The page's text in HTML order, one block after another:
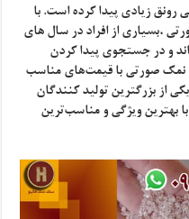
رونق زیادی پیدا کرده است. با
،بسیاری از افراد در سال ‌های
و در جستجوی پیدا کردن
نمک صورتی با قیمت‌های مناسب
از بزرگترین تولید کنندگان
بهترین ویژگی و مناسب‌ترین